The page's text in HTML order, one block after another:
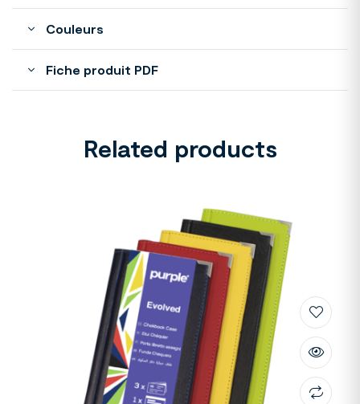
Couleurs
Fiche produit PDF
Related products